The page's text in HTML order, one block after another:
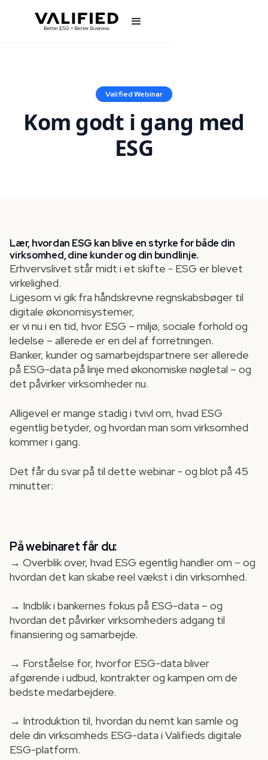
Valified Webinar
Kom godt i gang med
ESG
Lær, hvordan ESG kan blive en styrke for både din
virksomhed, dine kunder og din bundlinje.
Erhvervslivet står midt i et skifte - ESG er blevet
virkelighed.
Ligesom vi gik fra håndskrevne regnskabsbøger til
digitale økonomisystemer,
er vi nu i en tid, hvor ESG – miljø, sociale forhold og
ledelse – allerede er en del af forretningen.
Banker, kunder og samarbejdspartnere ser allerede
på ESG-data på linje med økonomiske nøgletal – og
det påvirker virksomheder nu.
Alligevel er mange stadig i tvivl om, hvad ESG
egentlig betyder, og hvordan man som virksomhed
kommer i gang.
Det får du svar på til dette webinar - og blot på 45
minutter:
På webinaret får du:
→ Overblik over, hvad ESG egentlig handler om – og
hvordan det kan skabe reel vækst i din virksomhed.
→ Indblik i bankernes fokus på ESG-data – og
hvordan det påvirker virksomheders adgang til
finansiering og samarbejde.
→ Forståelse for, hvorfor ESG-data bliver
afgørende i udbud, kontrakter og kampen om de
bedste medarbejdere.
→ Introduktion til, hvordan du nemt kan samle og
dele din virksomheds ESG-data i Valifieds digitale
ESG-platform.